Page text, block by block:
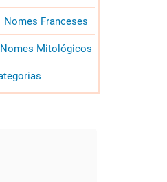
Nomes Franceses
Nomes Mitológicos